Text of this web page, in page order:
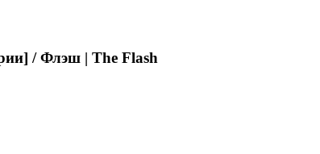
/ Флэш | The Flash